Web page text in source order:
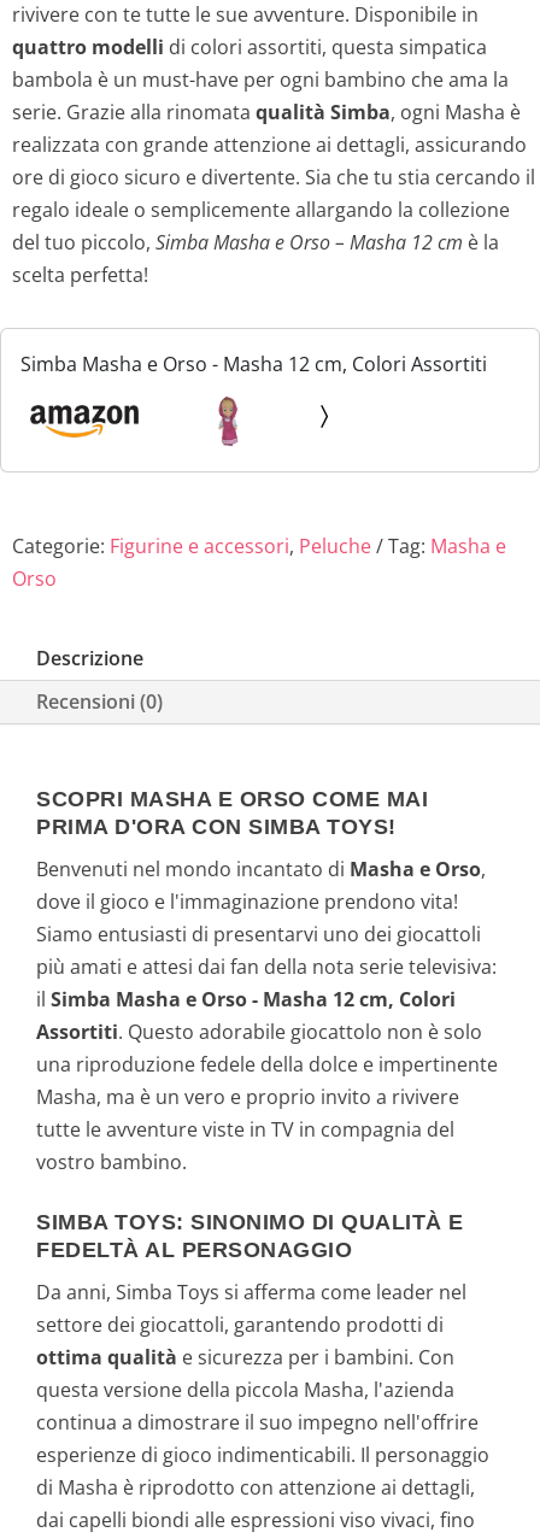
rivivere con te tutte le sue avventure. Disponibile in
quattro modelli di colori assortiti, questa simpatica
bambola è un must-have per ogni bambino che ama la
serie. Grazie alla rinomata qualità Simba, ogni Masha è
realizzata con grande attenzione ai dettagli, assicurando
ore di gioco sicuro e divertente. Sia che tu stia cercando il
regalo ideale o semplicemente allargando la collezione
del tuo piccolo, Simba Masha e Orso – Masha 12 cm è la
scelta perfetta!
Simba Masha e Orso - Masha 12 cm, Colori Assortiti
Categorie: Figurine e accessori, Peluche Tag: Masha e
Orso
Descrizione
Recensioni (0)
SCOPRI MASHA E ORSO COME MAI
PRIMA D'ORA CON SIMBA TOYS!
Benvenuti nel mondo incantato di Masha e Orso,
dove il gioco e l'immaginazione prendono vita!
Siamo entusiasti di presentarvi uno dei giocattoli
più amati e attesi dai fan della nota serie televisiva:
il Simba Masha e Orso - Masha 12 cm, Colori
Assortiti. Questo adorabile giocattolo non è solo
una riproduzione fedele della dolce e impertinente
Masha, ma è un vero e proprio invito a rivivere
tutte le avventure viste in TV in compagnia del
vostro bambino.
SIMBA TOYS: SINONIMO DI QUALITÀ E
FEDELTÀ AL PERSONAGGIO
Da anni, Simba Toys si afferma come leader nel
settore dei giocattoli, garantendo prodotti di
ottima qualità e sicurezza per i bambini. Con
questa versione della piccola Masha, l'azienda
continua a dimostrare il suo impegno nell'offrire
esperienze di gioco indimenticabili. Il personaggio
di Masha è riprodotto con attenzione ai dettagli,
dai capelli biondi alle espressioni viso vivaci, fino